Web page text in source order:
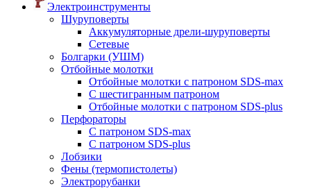
Электроинструменты
Шуруповерты
Аккумуляторные дрели-шуруповерты
Сетевые
Болгарки (УШМ)
Отбойные молотки
Отбойные молотки с патроном SDS-max
С шестигранным патроном
Отбойные молотки с патроном SDS-plus
Перфораторы
С патроном SDS-max
С патроном SDS-plus
Лобзики
Фены (термопистолеты)
Электрорубанки